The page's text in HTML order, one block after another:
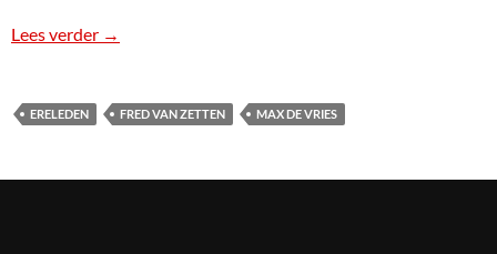
Lees verder Ereleden MBC
→
ERELEDEN FRED VAN ZETTEN MAX DE VRIES